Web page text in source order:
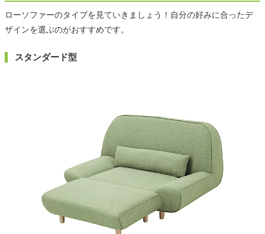
ローソファーのタイプを見ていきましょう！自分の好みに合ったデ
ザインを選ぶのがおすすめです。
スタンダード型